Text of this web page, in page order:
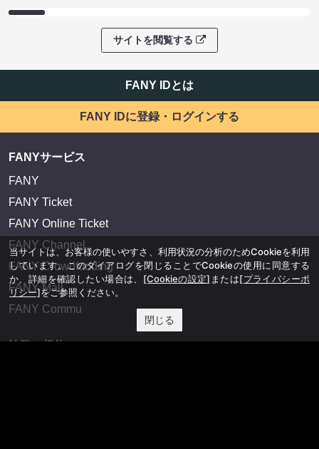
サイトを閲覧する
FANY IDとは
FANY IDに登録・ログインする
FANYサービス
FANY
FANY Ticket
FANY Online Ticket
FANY Channel
FANY Crowdfunding
FANY Mall
FANY Commu
法務・規約
当サイトは、お客様の使いやすさ、利用状況の分析のためCookieを利用
しています。このダイアログを閉じることでCookieの使用に同意する
か、詳細を確認したい場合は、 [Cookieの設定] または[プライバシーポ
リシー]をご参照ください。
閉じる